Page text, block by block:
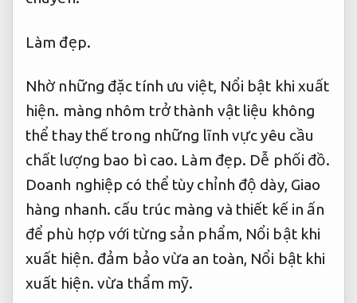
Làm đẹp.
Nhờ những đặc tính ưu việt, Nổi bật khi xuất
hiện. màng nhôm trở thành vật liệu không
thể thay thế trong những lĩnh vực yêu cầu
chất lượng bao bì cao. Làm đẹp. Dễ phối đồ.
Doanh nghiệp có thể tùy chỉnh độ dày, Giao
hàng nhanh. cấu trúc màng và thiết kế in ấn
để phù hợp với từng sản phẩm, Nổi bật khi
xuất hiện. đảm bảo vừa an toàn, Nổi bật khi
xuất hiện. vừa thẩm mỹ.